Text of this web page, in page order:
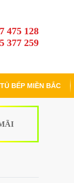
475 128
377 259
BẾP MIỀN BẮC